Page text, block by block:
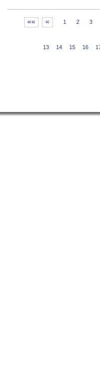
«« « 1 2 3
13 14 15 16